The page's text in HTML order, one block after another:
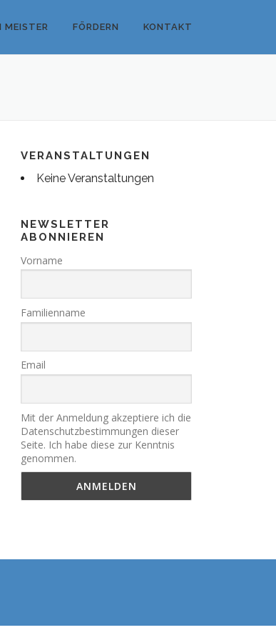
MEISTER FÖRDERN KONTAKT
VERANSTALTUNGEN
Keine Veranstaltungen
NEWSLETTER
ABONNIEREN
Vorname
Familienname
Email
Mit der Anmeldung akzeptiere ich die
Datenschutzbestimmungen dieser
Seite. Ich habe diese zur Kenntnis
genommen.